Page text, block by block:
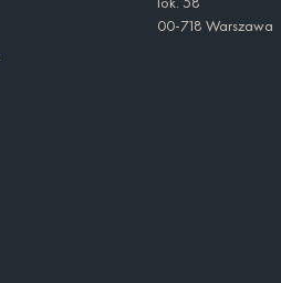
00-718 Warszawa